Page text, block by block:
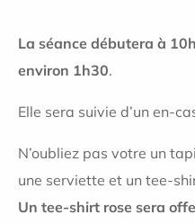
La séance débutera à
environ 1h30.
Elle sera suivie d’un en-
N’oubliez pas votre un
une serviette et un tee-
Un tee-shirt rose sera